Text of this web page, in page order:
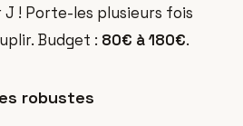
! Porte-les plusieurs fois
Budget : 80€ à 180€.
robustes